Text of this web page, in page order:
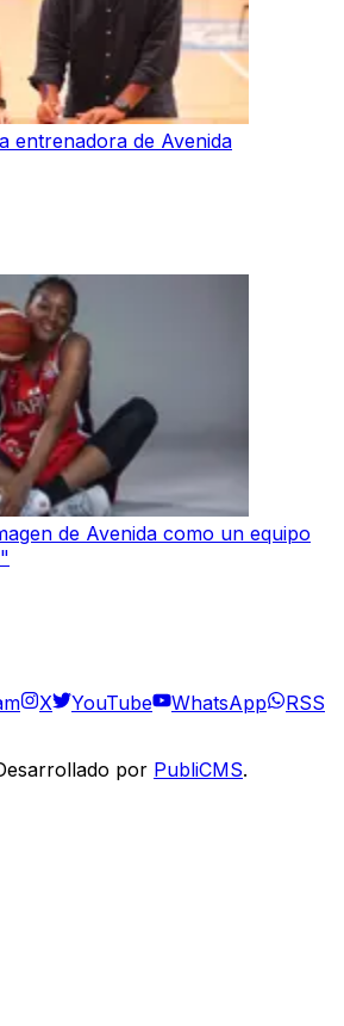
entrenadora de Avenida
de Avenida como un equipo
X YouTube WhatsApp RSS
por PubliCMS.